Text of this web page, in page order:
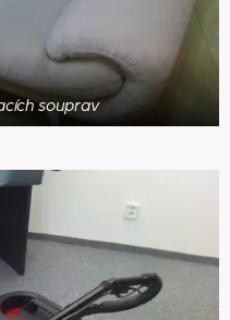
souprav